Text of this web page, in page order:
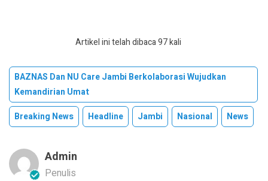
Artikel ini telah dibaca 97 kali
BAZNAS Dan NU Care Jambi Berkolaborasi Wujudkan
Kemandirian Umat
Breaking News
Headline Jambi Nasional News
Admin
Penulis